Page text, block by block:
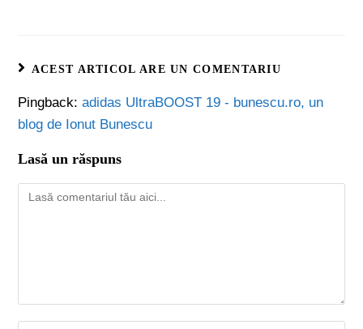
ACEST ARTICOL ARE UN COMENTARIU
Pingback:adidas UltraBOOST 19 - bunescu.ro, un
blog de Ionut Bunescu
Lasă un răspuns